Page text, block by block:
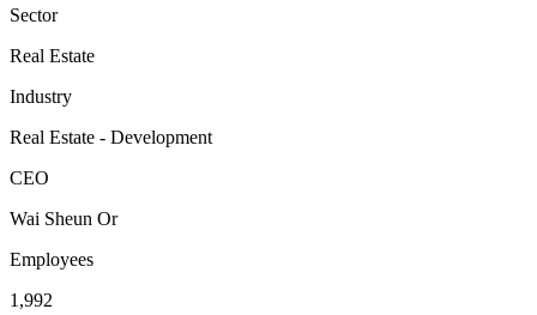
Sector
Real Estate
Industry
Real Estate - Development
CEO
Wai Sheun Or
Employees
1,992